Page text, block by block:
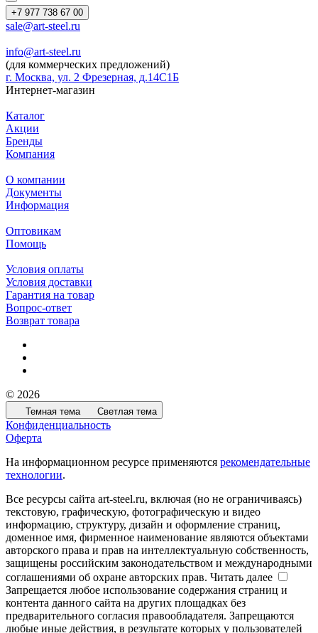
+7 977 738 67 00
sale@art-steel.ru
info@art-steel.ru
(для коммерческих предложений)
г. Москва, ул. 2 Фрезерная, д.14С1Б
Интернет-магазин
Каталог
Акции
Бренды
Компания
О компании
Документы
Информация
Оптовикам
Помощь
Условия оплаты
Условия доставки
Гарантия на товар
Вопрос-ответ
Возврат товара
© 2026
Темная тема Светлая тема
Конфиденциальность
Оферта
На информационном ресурсе применяются рекомендательные
технологии.
Все ресурсы сайта art-steel.ru, включая (но не ограничиваясь)
текстовую, графическую, фотографическую и видео
информацию, структуру, дизайн и оформление страниц,
доменное имя, фирменное наименование являются объектами
авторского права и прав на интеллектуальную собственность,
защищены российским законодательством и международными
соглашениями об охране авторских прав. Читать далее
Запрещается любое использование содержания страниц и
контента данного сайта на других площадках без
предварительного согласия правообладателя. Запрещаются
любые иные действия, в результате которых у пользователей